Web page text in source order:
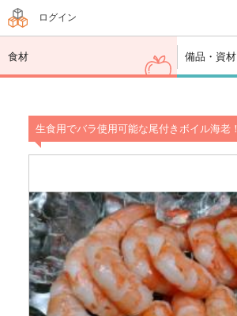
ログイン
食材 備品・資材
生食用でバラ使用可能な尾付きボイル海老！